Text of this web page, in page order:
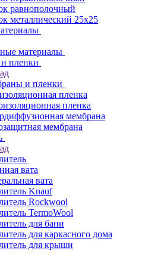
равнополочный
металлический 25х25
материалы
пленки
и пленки
пленка
пленка
мембрана
мембрана
вата
вата
Knauf
Rockwool
TermoWool
для бани
для каркасного дома
для крыши